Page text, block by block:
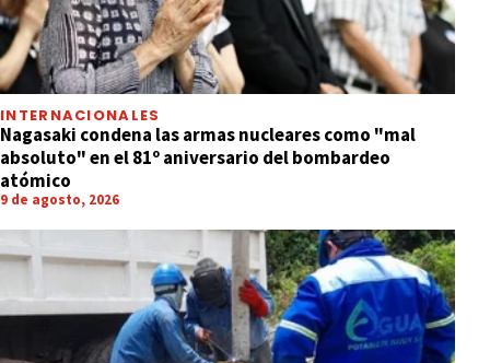
INTERNACIONALES
Nagasaki condena las armas nucleares como "mal
absoluto" en el 81º aniversario del bombardeo
atómico
9 de agosto, 2026